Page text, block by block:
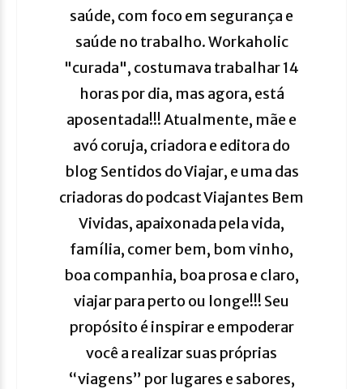
saúde, com foco em segurança e
saúde no trabalho. Workaholic
"curada", costumava trabalhar 14
horas por dia, mas agora, está
aposentada!!! Atualmente, mãe e
avó coruja, criadora e editora do
blog Sentidos do Viajar, e uma das
criadoras do podcast Viajantes Bem
Vividas, apaixonada pela vida,
família, comer bem, bom vinho,
boa companhia, boa prosa e claro,
viajar para perto ou longe!!! Seu
propósito é inspirar e empoderar
você a realizar suas próprias
“viagens” por lugares e sabores,